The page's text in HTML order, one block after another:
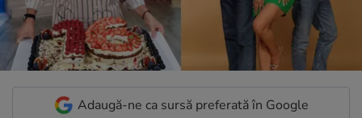
Adaugă-ne ca sursă preferată în Google